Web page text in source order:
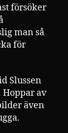
försöker
man så
för
Slussen
av
även